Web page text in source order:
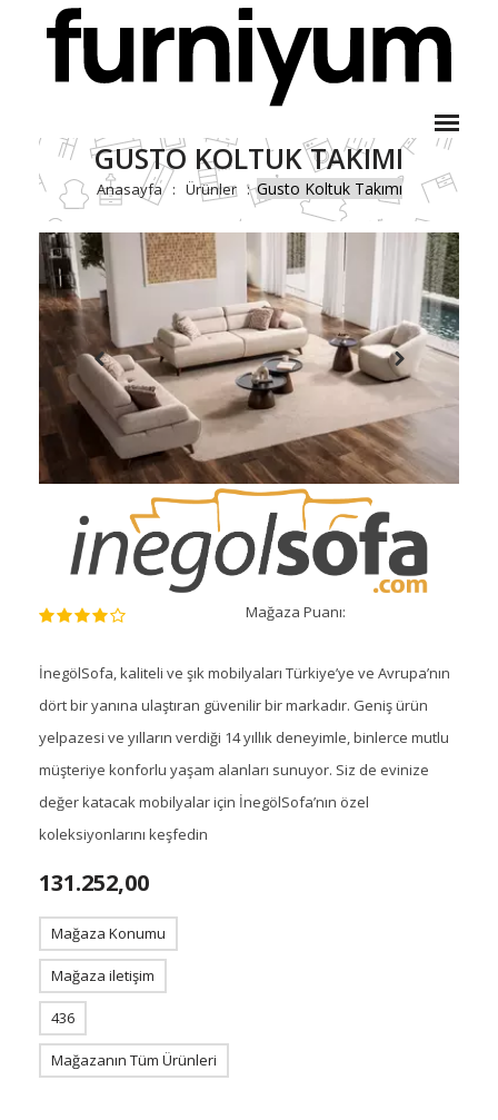
GUSTO KOLTUK TAKIMI
Anasayfa Ürünler Gusto Koltuk Takımı
Mağaza Puanı:
İnegölSofa, kaliteli ve şık mobilyaları Türkiye’ye ve Avrupa’nın
dört bir yanına ulaştıran güvenilir bir markadır. Geniş ürün
yelpazesi ve yılların verdiği 14 yıllık deneyimle, binlerce mutlu
müşteriye konforlu yaşam alanları sunuyor. Siz de evinize
değer katacak mobilyalar için İnegölSofa’nın özel
koleksiyonlarını keşfedin
131.252,00
Mağaza Konumu
Mağaza iletişim
436
Mağazanın Tüm Ürünleri